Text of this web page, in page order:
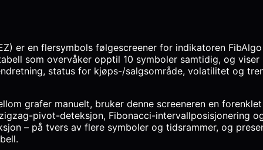
er en flersymbols følgescreener for indikatoren
som overvåker opptil 10 symboler samtidig, og viser
status for kjøps-/salgsområde, volatilitet og
grafer manuelt, bruker denne screeneren en
pivot-deteksjon, Fibonacci-intervallposisjonering
– på tvers av flere symboler og tidsrammer, og